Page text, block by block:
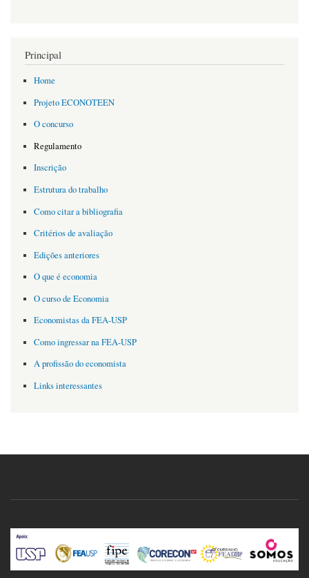
Principal
Home
Projeto ECONOTEEN
O concurso
Regulamento
Inscrição
Estrutura do trabalho
Como citar a bibliografia
Critérios de avaliação
Edições anteriores
O que é economia
O curso de Economia
Economistas da FEA-USP
Como ingressar na FEA-USP
A profissão do economista
Links interessantes